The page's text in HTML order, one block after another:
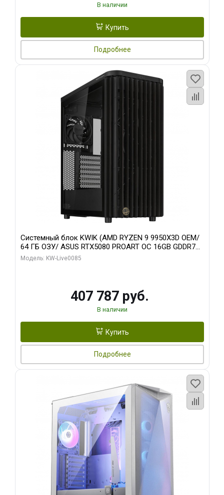
В наличии
Купить
Подробнее
Системный блок KWIK (AMD RYZEN 9 9950X3D OEM/
64 ГБ ОЗУ/ ASUS RTX5080 PROART OC 16GB GDDR7
256bit Type-C DP 2/ 1 ТБ SSD)
Модель: KW-Live0085
407 787 руб.
В наличии
Купить
Подробнее